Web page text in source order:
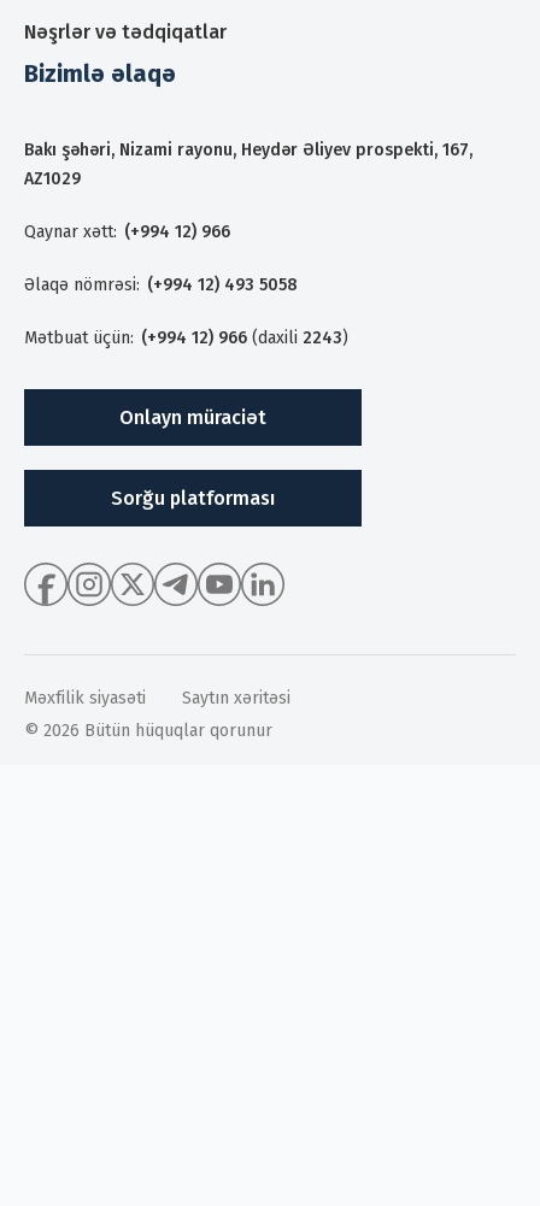
Nəşrlər və tədqiqatlar
Bizimlə əlaqə
Bakı şəhəri, Nizami rayonu, Heydər Əliyev prospekti, 167,
AZ1029
Qaynar xətt: (+994 12) 966
Əlaqə nömrəsi: (+994 12) 493 5058
Mətbuat üçün: (+994 12) 966 (daxili 2243)
Onlayn müraciət
Sorğu platforması
Məxfilik siyasəti
Saytın xəritəsi
© 2026 Bütün hüquqlar qorunur